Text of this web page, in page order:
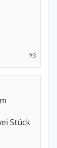
#3
Stück